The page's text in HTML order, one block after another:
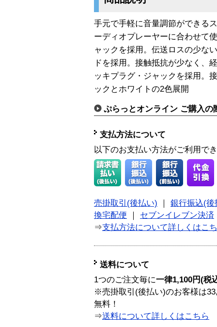
手元で手軽に音量調節ができる
ーディオプレーヤーに合わせて
ャックを採用。伝送ロスの少な
ドを採用。接触抵抗が少なく、
ッキプラグ・ジャックを採用。
ックとホワイトの2色展開
ぷらっとオンライン ご購入の
支払方法について
以下のお支払い方法がご利用で
売掛取引(後払い)
銀行振込(後
換宅配便
セブンイレブン決済
⇒支払方法について詳しくはこ
送料について
1つのご注文毎に一律1,100円(税
※売掛取引(後払い)のお客様は
無料！
⇒送料について詳しくはこちら